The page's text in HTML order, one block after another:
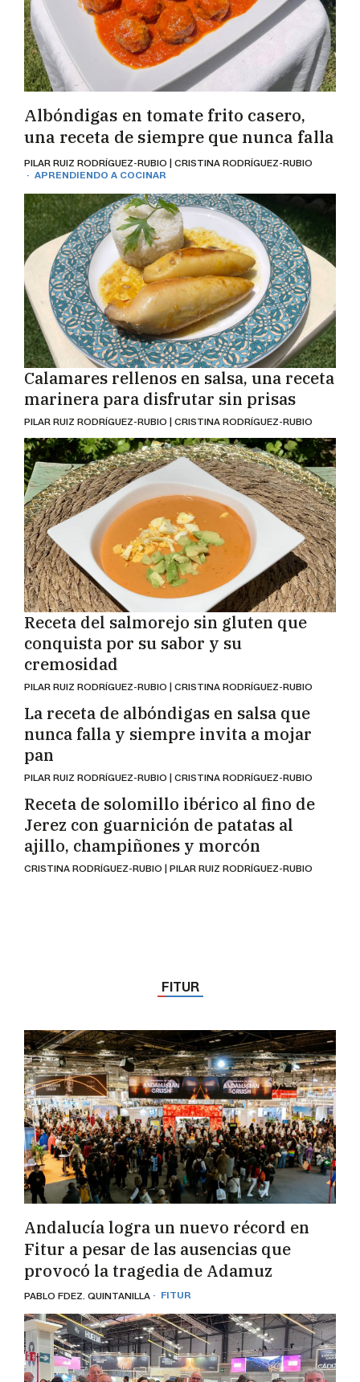
Albóndigas en tomate frito casero,
una receta de siempre que nunca falla
PILAR RUIZ RODRÍGUEZ-RUBIO | CRISTINA RODRÍGUEZ-RUBIO
· APRENDIENDO A COCINAR
Calamares rellenos en salsa, una receta
marinera para disfrutar sin prisas
PILAR RUIZ RODRÍGUEZ-RUBIO | CRISTINA RODRÍGUEZ-RUBIO
Receta del salmorejo sin gluten que
conquista por su sabor y su
cremosidad
PILAR RUIZ RODRÍGUEZ-RUBIO | CRISTINA RODRÍGUEZ-RUBIO
La receta de albóndigas en salsa que
nunca falla y siempre invita a mojar
pan
PILAR RUIZ RODRÍGUEZ-RUBIO | CRISTINA RODRÍGUEZ-RUBIO
Receta de solomillo ibérico al fino de
Jerez con guarnición de patatas al
ajillo, champiñones y morcón
CRISTINA RODRÍGUEZ-RUBIO | PILAR RUIZ RODRÍGUEZ-RUBIO
FITUR
Andalucía logra un nuevo récord en
Fitur a pesar de las ausencias que
provocó la tragedia de Adamuz
PABLO FDEZ. QUINTANILLA · FITUR